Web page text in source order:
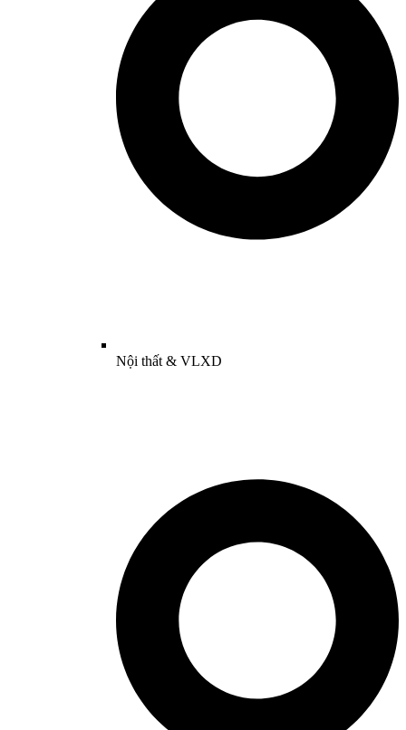
Nội thất & VLXD